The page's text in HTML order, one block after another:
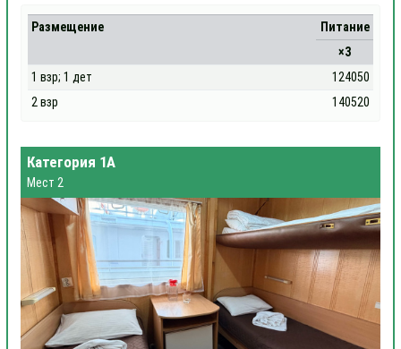
Размещение
Питание
×3
1 взр; 1 дет
124050
2 взр
140520
Категория 1А
Мест 2